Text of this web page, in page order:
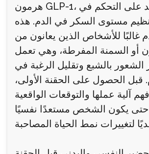
هرمون GLP-1، الذي يساعد على التحكم في
مستوى السكر في الدم. هذه
غالبًا للأشخاص الذين يعانون من
أو السمنة المفرطة، وهي تعمل
الشعور بالشبع وتقليل الرغبة في
قبل الحصول على الحقنة الأولى،
آلية عملها والتوقعات الواقعية
حتى يكون الشخص مستعدًا نفسيًا